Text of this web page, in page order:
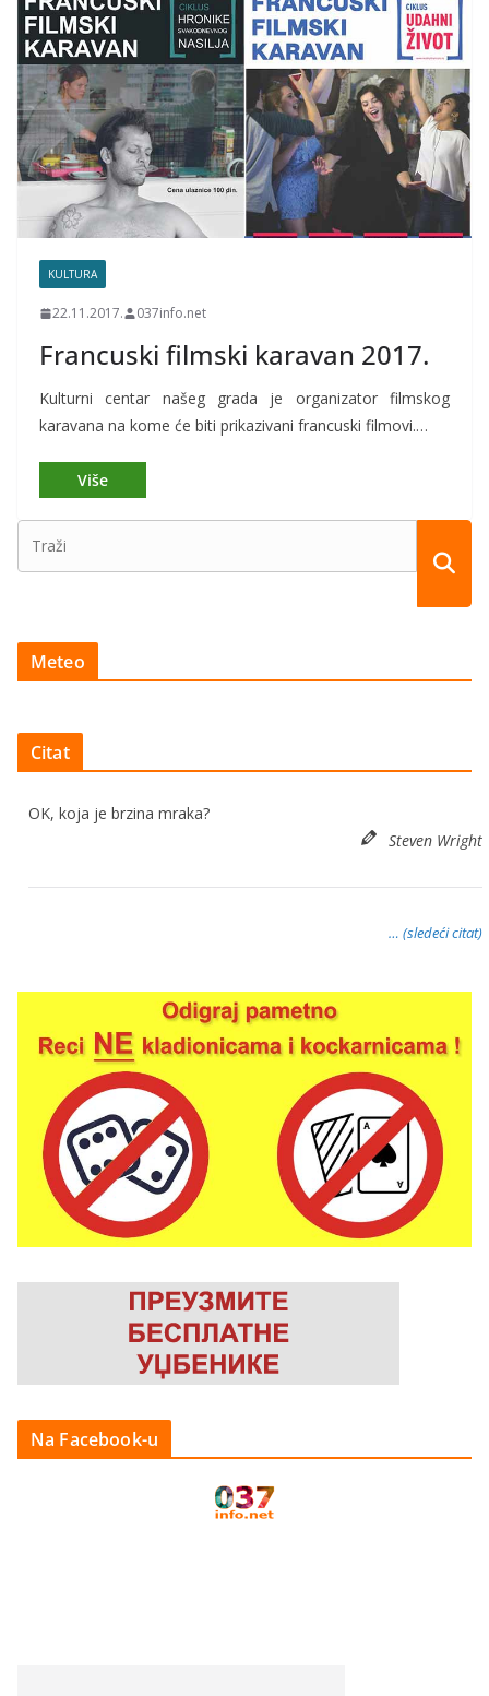
KULTURA
22.11.2017. 037info.net
Francuski filmski karavan 2017.
Kulturni centar našeg grada je organizator filmskog
karavana na kome će biti prikazivani francuski filmovi.…
Meteo
Citat
OK, koja je brzina mraka?
Steven Wright
… (sledeći citat)
Na Facebook-u